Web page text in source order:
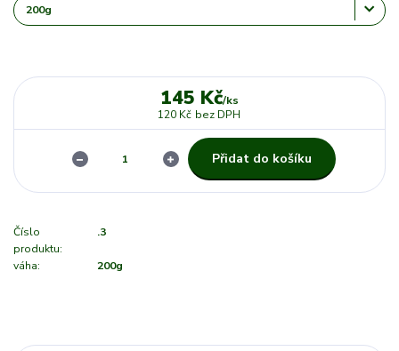
145 Kč/ks
120 Kč bez DPH
Přidat do košíku
Číslo
produktu:
.3
váha: 200g